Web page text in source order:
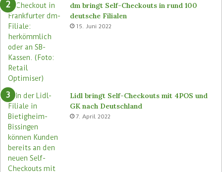
dm bringt Self-Checkouts in rund 100
deutsche Filialen
15. Juni 2022
Lidl bringt Self-Checkouts mit 4POS und
GK nach Deutschland
7. April 2022